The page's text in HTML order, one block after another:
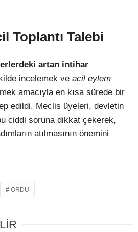
Toplantı Talebi
artan intihar
incelemek ve acil eylem
amacıyla en kısa sürede bir
edildi. Meclis üyeleri, devletin
ciddi soruna dikkat çekerek,
atılmasının önemini
ORDU